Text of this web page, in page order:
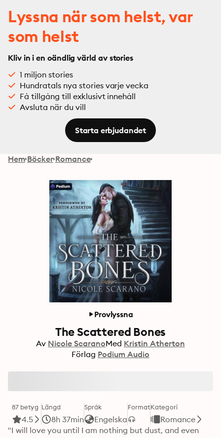
Lyssna när som helst, var
som helst
Kliv in i en oändlig värld av stories
1 miljon stories
Hundratals nya stories varje vecka
Få tillgång till exklusivt innehåll
Avsluta när du vill
Starta erbjudandet
Hem Böcker Romance
Provlyssna
The Scattered Bones
Av Nicole ScaranoMed Kristin Atherton
Förlag Podium Audio
87 betyg
4.5
Längd
8h 37min
Språk
Engelska
FormatKategori
Romance
"I will love you until I am nothing but dust, and even